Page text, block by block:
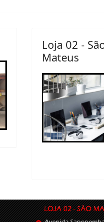
Loja 02 -
Mateus